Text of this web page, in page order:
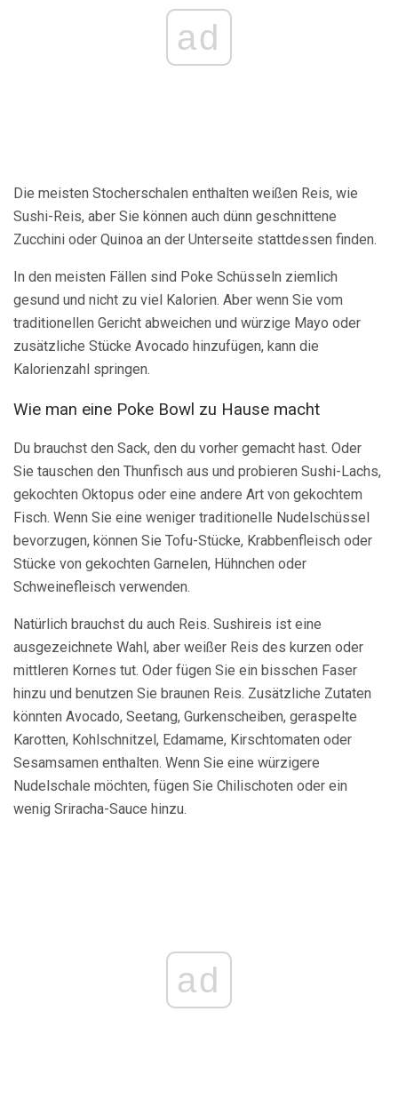
ad
Die meisten Stocherschalen enthalten weißen Reis, wie
Sushi-Reis, aber Sie können auch dünn geschnittene
Zucchini oder Quinoa an der Unterseite stattdessen finden.
In den meisten Fällen sind Poke Schüsseln ziemlich
gesund und nicht zu viel Kalorien. Aber wenn Sie vom
traditionellen Gericht abweichen und würzige Mayo oder
zusätzliche Stücke Avocado hinzufügen, kann die
Kalorienzahl springen.
Wie man eine Poke Bowl zu Hause macht
Du brauchst den Sack, den du vorher gemacht hast. Oder
Sie tauschen den Thunfisch aus und probieren Sushi-Lachs,
gekochten Oktopus oder eine andere Art von gekochtem
Fisch. Wenn Sie eine weniger traditionelle Nudelschüssel
bevorzugen, können Sie Tofu-Stücke, Krabbenfleisch oder
Stücke von gekochten Garnelen, Hühnchen oder
Schweinefleisch verwenden.
Natürlich brauchst du auch Reis. Sushireis ist eine
ausgezeichnete Wahl, aber weißer Reis des kurzen oder
mittleren Kornes tut. Oder fügen Sie ein bisschen Faser
hinzu und benutzen Sie braunen Reis. Zusätzliche Zutaten
könnten Avocado, Seetang, Gurkenscheiben, geraspelte
Karotten, Kohlschnitzel, Edamame, Kirschtomaten oder
Sesamsamen enthalten. Wenn Sie eine würzigere
Nudelschale möchten, fügen Sie Chilischoten oder ein
wenig Sriracha-Sauce hinzu.
ad